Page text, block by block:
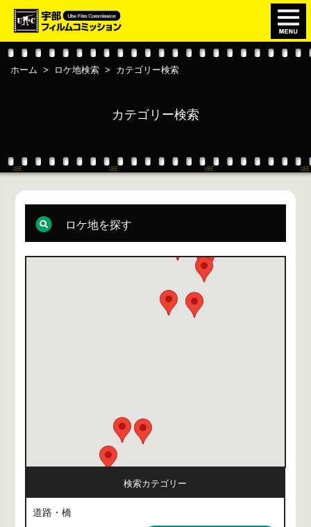
ホーム > ロケ地検索 > カテゴリー検索
カテゴリー検索
ロケ地を探す
検索カテゴリー
道路・橋